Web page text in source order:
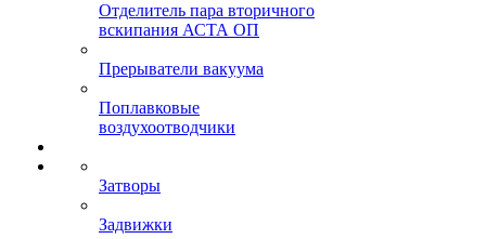
Отделитель пара вторичного
вскипания АСТА ОП
Прерыватели вакуума
Поплавковые
воздухоотводчики
Затворы
Задвижки